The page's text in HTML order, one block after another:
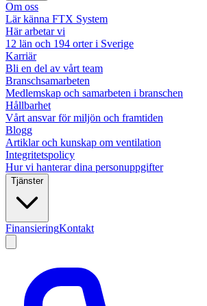
Om oss
Lär känna FTX System
Här arbetar vi
12 län och 194 orter i Sverige
Karriär
Bli en del av vårt team
Branschsamarbeten
Medlemskap och samarbeten i branschen
Hållbarhet
Vårt ansvar för miljön och framtiden
Blogg
Artiklar och kunskap om ventilation
Integritetspolicy
Hur vi hanterar dina personuppgifter
Tjänster
FinansieringKontakt